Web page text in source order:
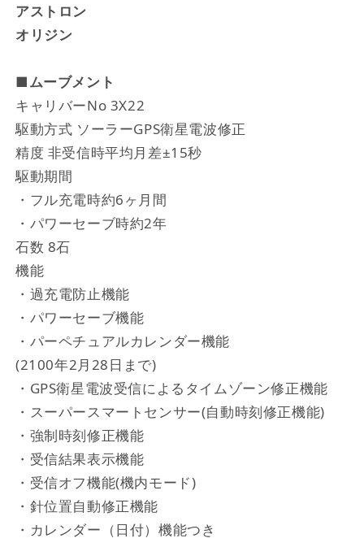
アストロン
オリジン
■ムーブメント
キャリバーNo 3X22
駆動方式 ソーラーGPS衛星電波修正
精度 非受信時平均月差±15秒
駆動期間
・フル充電時約6ヶ月間
・パワーセーブ時約2年
石数 8石
機能
・過充電防止機能
・パワーセーブ機能
・パーペチュアルカレンダー機能
(2100年2月28日まで)
・GPS衛星電波受信によるタイムゾーン修正機能
・スーパースマートセンサー(自動時刻修正機能)
・強制時刻修正機能
・受信結果表示機能
・受信オフ機能(機内モード)
・針位置自動修正機能
・カレンダー（日付）機能つき